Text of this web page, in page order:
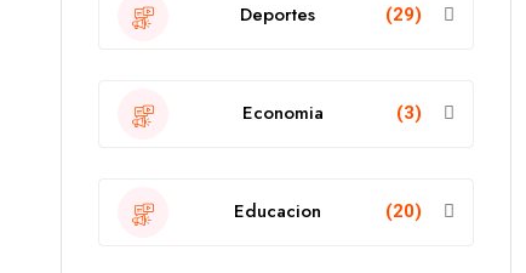
Deportes (29)
Economia (3)
Educacion (20)